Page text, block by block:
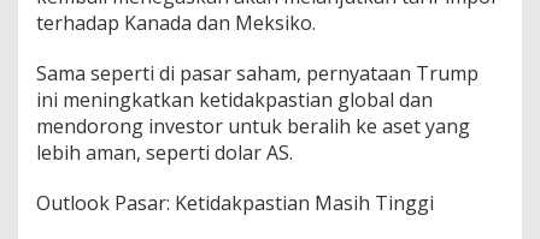
terhadap Kanada dan Meksiko.
Sama seperti di pasar saham, pernyataan Trump
ini meningkatkan ketidakpastian global dan
mendorong investor untuk beralih ke aset yang
lebih aman, seperti dolar AS.
Outlook Pasar: Ketidakpastian Masih Tinggi